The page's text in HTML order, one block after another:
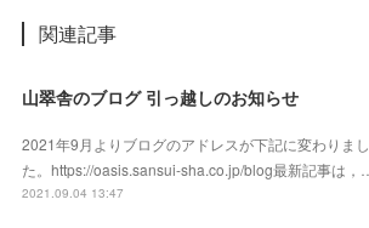
関連記事
山翠舎のブログ 引っ越しのお知らせ
2021年9月よりブログのアドレスが下記に変わりまし
た。https://oasis.sansui-sha.co.jp/blog最新記事は，…
2021.09.04 13:47